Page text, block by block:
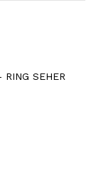
SEHER